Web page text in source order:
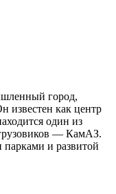
город,
известен как центр
один из
— КамАЗ.
парками и развитой